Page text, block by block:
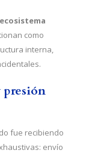
ecosistema
como
interna,
presión
fue recibiendo
envío